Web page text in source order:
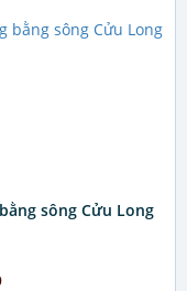
sông Cửu Long